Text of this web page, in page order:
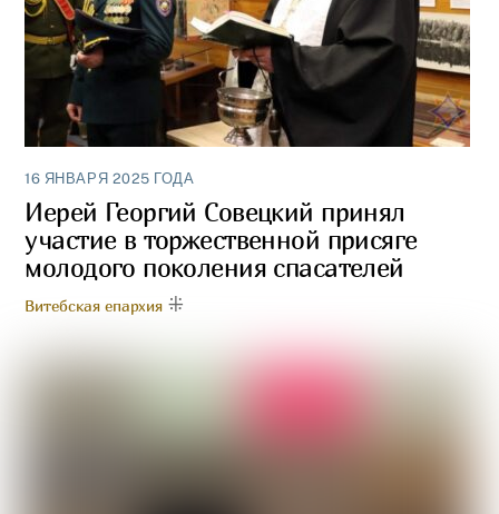
16 ЯНВАРЯ 2025 ГОДА
Иерей Георгий Совецкий принял
участие в торжественной присяге
молодого поколения спасателей
Витебская епархия